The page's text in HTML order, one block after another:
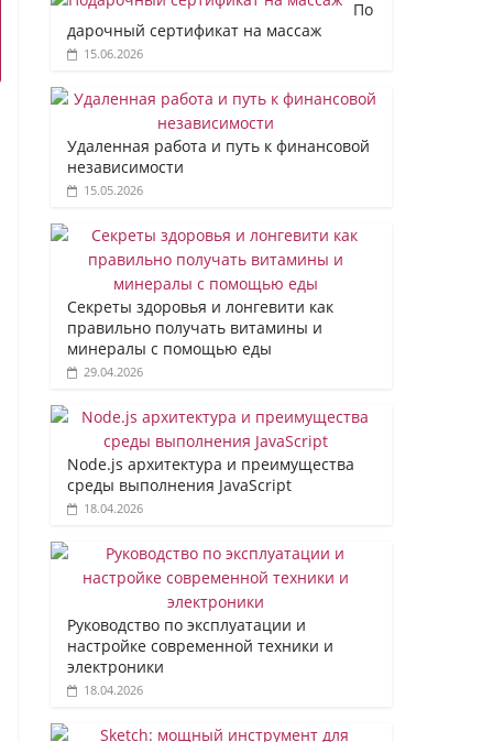
По
дарочный сертификат на массаж
15.06.2026
Удаленная работа и путь к финансовой
независимости
15.05.2026
Секреты здоровья и лонгевити как
правильно получать витамины и
минералы с помощью еды
29.04.2026
Node.js архитектура и преимущества
среды выполнения JavaScript
18.04.2026
Руководство по эксплуатации и
настройке современной техники и
электроники
18.04.2026